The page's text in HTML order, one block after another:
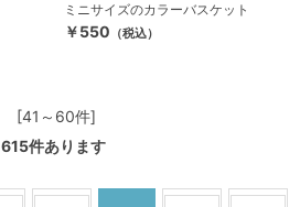
ミニサイズのカラーバスケット
￥550 （税込）
[41～60件]
615件あります